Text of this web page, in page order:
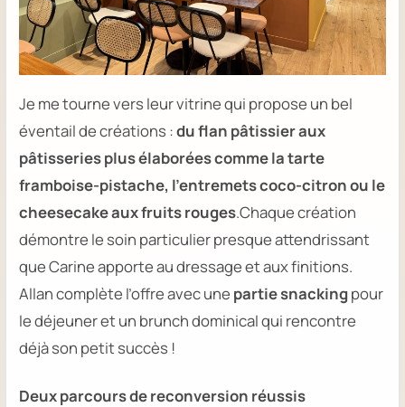
Je me tourne vers leur vitrine qui propose un bel
éventail de créations :du flan pâtissier aux
pâtisseries plus élaborées comme la tarte
framboise-pistache, l’entremets coco-citron ou le
cheesecake aux fruits rouges.Chaque création
démontre le soin particulier presque attendrissant
que Carine apporte au dressage et aux finitions.
Allan complète l’offre avec une partie snackingpour
le déjeuner et un brunch dominical qui rencontre
déjà son petit succès !
Deux parcours de reconversion réussis